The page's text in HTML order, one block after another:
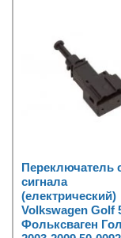
Переключатель
сигнала
(електрический)
Volkswagen Golf
Фольксваген